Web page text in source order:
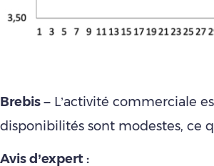
Brebis – L’activité commerciale
disponibilités sont modestes, ce
Avis d’expert :